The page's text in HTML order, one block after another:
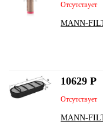
Отсутствует
MANN-
Отсутствует
MANN-
10629 Р